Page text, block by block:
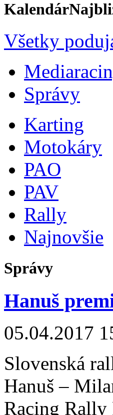
Kalendár
Všetky
Správy
Karting
Motokáry
PAO
PAV
Rally
Najnovšie
Správy
Hanuš
05.04.2017
Slovenská
Hanuš –
Racing Rally